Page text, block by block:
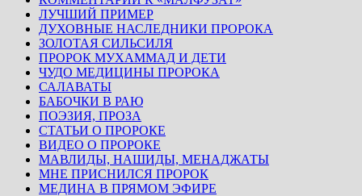
ЛУЧШИЙ ПРИМЕР
ДУХОВНЫЕ НАСЛЕДНИКИ ПРОРОКА
ЗОЛОТАЯ СИЛЬСИЛЯ
ПРОРОК МУХАММАД И ДЕТИ
ЧУДО МЕДИЦИНЫ ПРОРОКА
САЛАВАТЫ
БАБОЧКИ В РАЮ
ПОЭЗИЯ, ПРОЗА
СТАТЬИ О ПРОРОКЕ
ВИДЕО О ПРОРОКЕ
МАВЛИДЫ, НАШИДЫ, МЕНАДЖАТЫ
МНЕ ПРИСНИЛСЯ ПРОРОК
МЕДИНА В ПРЯМОМ ЭФИРЕ